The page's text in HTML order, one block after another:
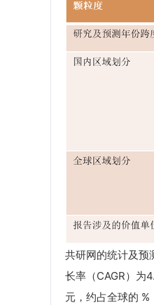
共研网的统计及
长率（CAGR）为
元，约占全球的 %